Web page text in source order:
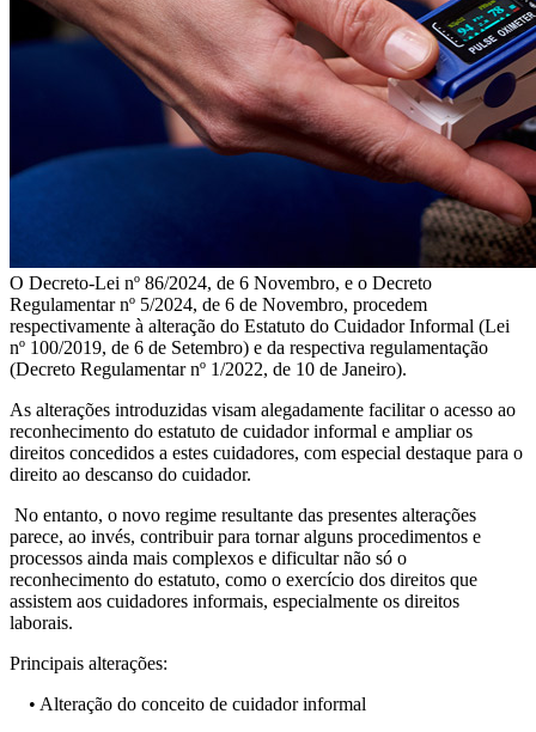
O Decreto-Lei nº 86/2024, de 6 Novembro, e o Decreto
Regulamentar nº 5/2024, de 6 de Novembro, procedem
respectivamente à alteração do Estatuto do Cuidador Informal (Lei
nº 100/2019, de 6 de Setembro) e da respectiva regulamentação
(Decreto Regulamentar nº 1/2022, de 10 de Janeiro).
As alterações introduzidas visam alegadamente facilitar o acesso ao
reconhecimento do estatuto de cuidador informal e ampliar os
direitos concedidos a estes cuidadores, com especial destaque para o
direito ao descanso do cuidador.
No entanto, o novo regime resultante das presentes alterações
parece, ao invés, contribuir para tornar alguns procedimentos e
processos ainda mais complexos e dificultar não só o
reconhecimento do estatuto, como o exercício dos direitos que
assistem aos cuidadores informais, especialmente os direitos
laborais.
Principais alterações:
• Alteração do conceito de cuidador informal